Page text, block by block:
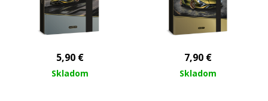
5,90 €
Skladom
7,90 €
Skladom